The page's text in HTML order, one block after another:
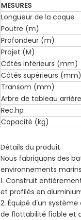
MESURES
Longueur de la coque
Poutre (m)
Profondeur (m)
Projet (M)
Côtés inférieurs (mm)
Côtés supérieurs (mm)
Transom (mm)
Arbre de tableau arrière
Rec.hp
Capacité (kg)
Détails du produit
Nous fabriquons des
environnements
1. Construit
et profilés en
2. Équipé d'un
de flottabilité fiable et